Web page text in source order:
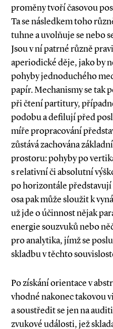
proměny tvoří časovou
Ta se následkem toho
tuhne a uvolňuje se nebo
Jsou v ní patrné různě
aperiodické děje, jako by
pohyby jednoduchého
papír. Mechanismy se tak
při čtení partitury,
podobu a defilují před
míře propracování
zůstává zachována
prostoru: pohyby po
s relativní či absolutní
po horizontále
osa pak může sloužit k
už jde o účinnost nějak
energie souzvuků nebo
pro analytika, jímž se
skladbu v těchto
Po získání orientace v
vhodné nakonec takovou
a soustředit se jen na
zvukové události, jež